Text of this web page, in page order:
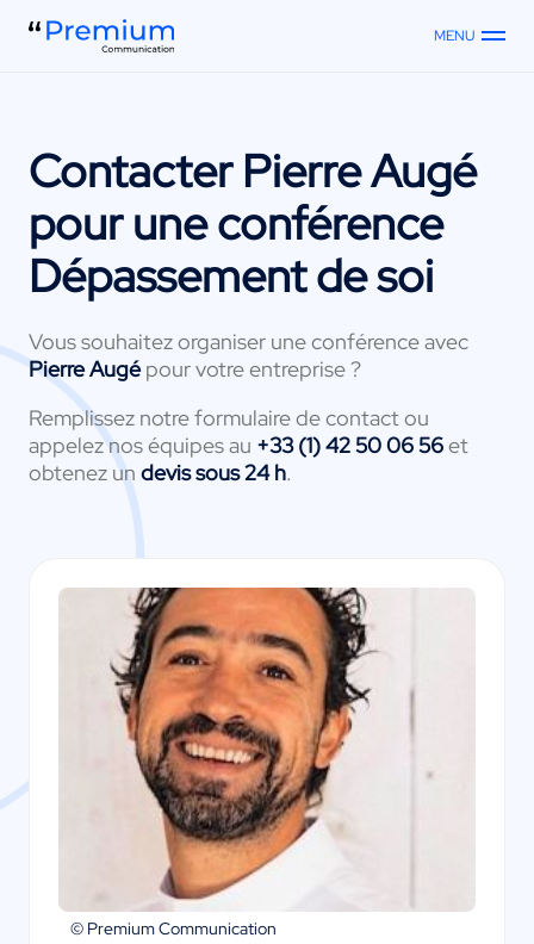
MENU
ContacterPierre Augé
pour une conférence
Dépassement de soi
Vous souhaitez organiser une conférence avec
Pierre Augépour votre entreprise ?
Remplissez notre formulaire de contact ou
appelez nos équipes au +33 (1) 42 50 06 56et
obtenez un devis sous 24 h.
© Premium Communication